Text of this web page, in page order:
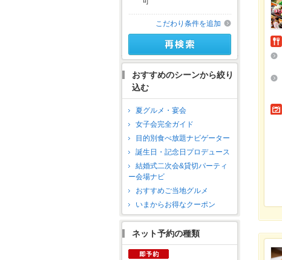
こだわり条件を追加
おすすめのシーンから絞り
込む
夏グルメ・宴会
女子会完全ガイド
目的別食べ放題ナビゲーター
誕生日・記念日プロデュース
結婚式二次会&貸切パーティ
ー会場ナビ
おすすめご当地グルメ
いまからお得なクーポン
ネット予約の種類